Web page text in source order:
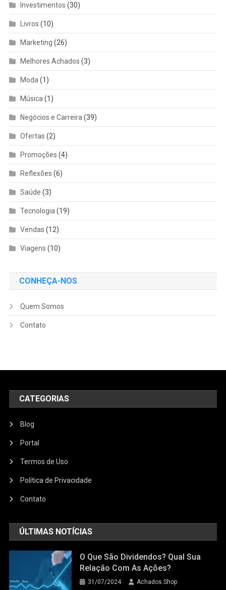
Investimentos (30)
Livros (10)
Marketing (26)
Melhores Achados (3)
Moda (1)
Música (1)
Negócios e Carreira (39)
Ofertas (2)
Promoções (4)
Reflexões (6)
Saúde (3)
Tecnologia (19)
Vendas (12)
Viagens (10)
CONHEÇA-NOS
Quem Somos
Contato
CATEGORIAS
Blog
Portal
Termos de Uso
Política de Privacidade
Contato
ÚLTIMAS NOTÍCIAS
O Que São Dividendos? Qual Sua
Relação Com As Ações?
31/07/2024 Achados.Shop